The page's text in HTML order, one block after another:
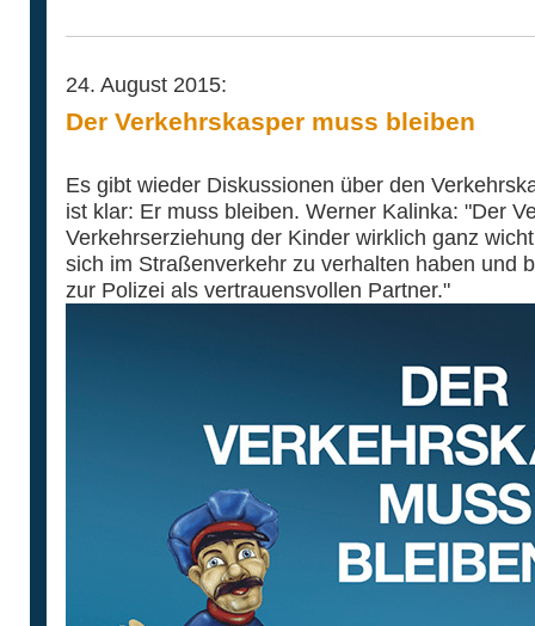
24. August 2015:
Der Verkehrskasper muss bleiben
Es gibt wieder Diskussionen über den
ist klar: Er muss bleiben. Werner Kalinka: "Der
Verkehrserziehung der Kinder wirklich ganz
sich im Straßenverkehr zu verhalten haben und
zur Polizei als vertrauensvollen Partner."